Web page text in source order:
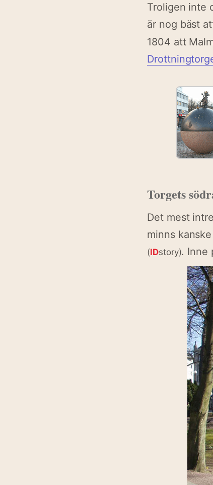
Troligen inte
är nog bäst
1804 att
Torgets
Det mest
minns
(IDstory). Inne